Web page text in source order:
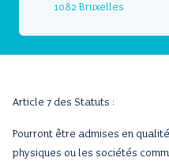
1082 Bruxelles
Article 7 des Statuts :
Pourront être admises en
physiques ou les sociétés